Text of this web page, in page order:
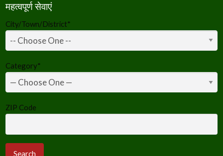
महत्वपूर्ण सेवाएं
City/Town/District*
Category*
ZIP Code